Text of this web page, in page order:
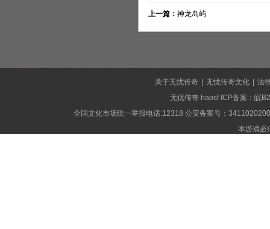
上一篇： 神龙岛屿
关于无忧传奇 无忧传奇文化
法
无优传奇 haosfICP备案： 皖
全国文化市场统一举报电话:12318 公安备案号：
本游戏必